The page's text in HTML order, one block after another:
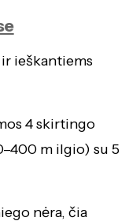
ieškantiems
4 skirtingo
m ilgio) su 5
nėra, čia